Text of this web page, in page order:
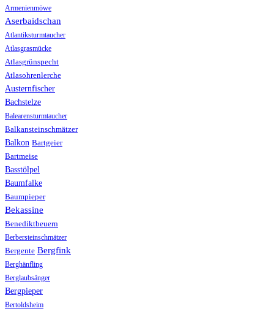
Armenienmöwe
Aserbaidschan
Atlantiksturmtaucher
Atlasgrasmücke
Atlasgrünspecht
Atlasohrenlerche
Austernfischer
Bachstelze
Balearensturmtaucher
Balkansteinschmätzer
Balkon Bartgeier
Bartmeise
Basstölpel
Baumfalke
Baumpieper
Bekassine
Benediktbeuern
Berbersteinschmätzer
Bergente Bergfink
Berghänfling
Berglaubsänger
Bergpieper
Bertoldsheim